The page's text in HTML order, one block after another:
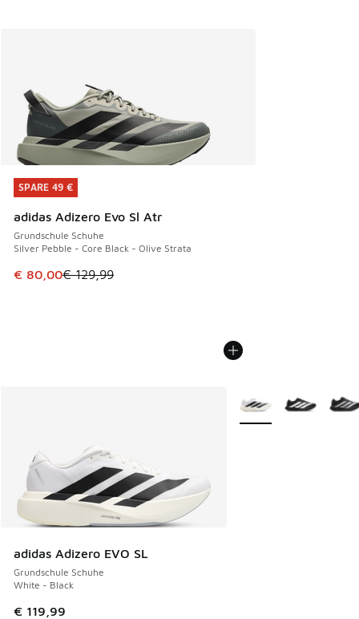
SPARE 49 €
adidas Adizero Evo Sl Atr
Grundschule Schuhe
Silver Pebble - Core Black - Olive Strata
Dieser Artikel ist im Sale. Der Preis ist von € 129,99 auf €
€ 80,00€ 129,99
SPARE 49 €
adidas Adizero EVO SL
Grundschule Schuhe
White - Black
€ 119,99
Weitere Farben